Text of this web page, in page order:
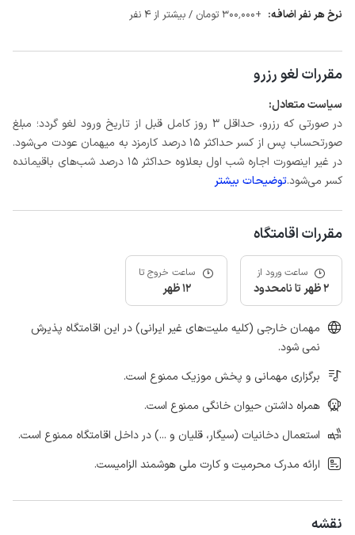
نرخ هر نفر اضافه: +300٬000 تومان / بیشتر از 4 نفر
مقررات لغو رزرو
سیاست متعادل:
در صورتی که رزرو، حداقل 3 روز کامل قبل از تاریخ ورود لغو گردد؛ مبلغ
صورتحساب پس از کسر حداکثر 15 درصد کارمزد به میهمان عودت می‌شود.
در غیر اینصورت اجاره شب اول بعلاوه حداکثر 15 درصد شب‌های باقیمانده
کسر می‌شود.توضیحات بیشتر
مقررات اقامتگاه
ساعت ورود از
2 ظهر تا نامحدود
ساعت خروج تا
12 ظهر
مهمان خارجی (کلیه ملیت‌های غیر ایرانی) در این اقامتگاه پذیرش
نمی شود.
برگزاری مهمانی و پخش موزیک ممنوع است.
همراه داشتن حیوان خانگی ممنوع است.
استعمال دخانیات (سیگار، قلیان و ...) در داخل اقامتگاه ممنوع است.
ارائه مدرک محرمیت و کارت ملی هوشمند الزامیست.
نقشه